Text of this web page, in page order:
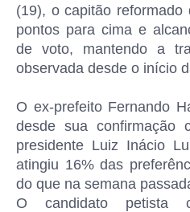
(19), o capitão
pontos para cima e
de voto, mantendo a
observada desde o início
O ex-prefeito Fernando
desde sua confirmação
presidente Luiz Inácio
atingiu 16% das
do que na semana
O candidato petista